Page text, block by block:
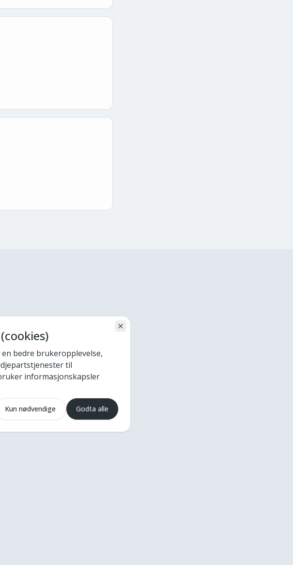
bedre brukeropplevelse,
til
informasjonskapsler
Kun nødvendige Godta alle